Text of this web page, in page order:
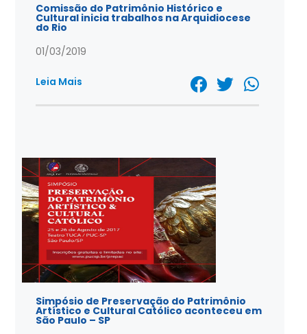
Comissão do Patrimônio Histórico e
Cultural inicia trabalhos na Arquidiocese
do Rio
01/03/2019
Leia Mais
Simpósio de Preservação do Patrimônio
Artístico e Cultural Católico aconteceu em
São Paulo – SP